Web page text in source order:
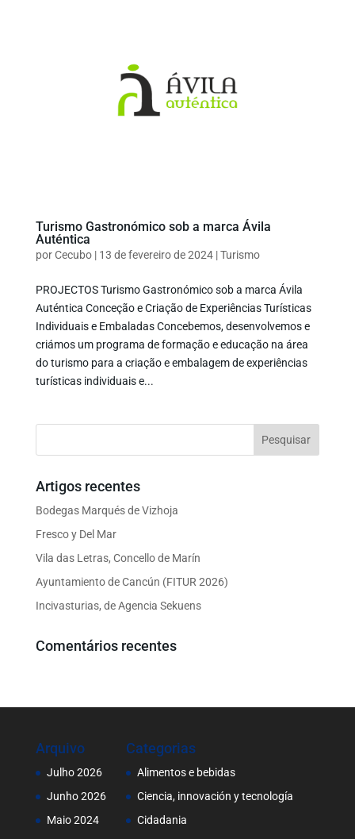
Turismo Gastronómico sob a marca Ávila
Auténtica
porCecubo| 13 de fevereiro de 2024|Turismo
PROJECTOS Turismo Gastronómico sob a marca Ávila
Auténtica Conceção e Criação de Experiências Turísticas
Individuais e Embaladas Concebemos, desenvolvemos e
criámos um programa de formação e educação na área
do turismo para a criação e embalagem de experiências
turísticas individuais e...
Artigos recentes
Bodegas Marqués de Vizhoja
Fresco y Del Mar
Vila das Letras, Concello de Marín
Ayuntamiento de Cancún (FITUR 2026)
Incivasturias, de Agencia Sekuens
Comentários recentes
Arquivo
Julho 2026
Junho 2026
Maio 2024
Categorias
Alimentos e bebidas
Ciencia, innovación y tecnología
Cidadania